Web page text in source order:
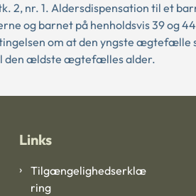
2, nr. 1. Aldersdispensation til et
og barnet på henholdsvis 39 og
om at den yngste
den ældste ægtefælles alder.
Links
Tilgængelighedserklæ
ring